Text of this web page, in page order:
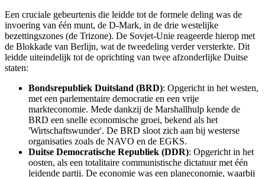
Een cruciale gebeurtenis die leidde tot de formele deling was de
invoering van één munt, de D-Mark, in de drie westelijke
bezettingszones (de Trizone). De Sovjet-Unie reageerde hierop met
de Blokkade van Berlijn, wat de tweedeling verder versterkte. Dit
leidde uiteindelijk tot de oprichting van twee afzonderlijke Duitse
staten:
Bondsrepubliek Duitsland (BRD): Opgericht in het westen,
met een parlementaire democratie en een vrije
markteconomie. Mede dankzij de Marshallhulp kende de
BRD een snelle economische groei, bekend als het
'Wirtschaftswunder'. De BRD sloot zich aan bij westerse
organisaties zoals de NAVO en de EGKS.
Duitse Democratische Republiek (DDR): Opgericht in het
oosten, als een totalitaire communistische dictatuur met één
leidende partij. De economie was een planeconomie, waarbij